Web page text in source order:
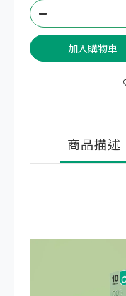
加入購物車
商品描述